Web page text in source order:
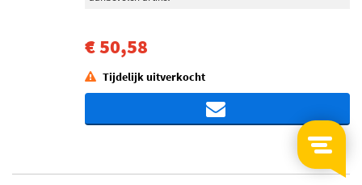
€ 50,58
Tijdelijk uitverkocht